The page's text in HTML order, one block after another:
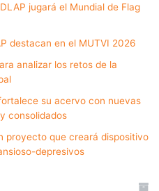
jugará el Mundial de Flag
destacan en el MUTVI 2026
analizar los retos de la
su acervo con nuevas
consolidados
proyecto que creará dispositivo
depresivos